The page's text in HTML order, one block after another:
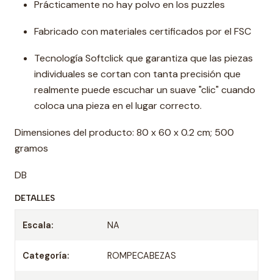
Prácticamente no hay polvo en los puzzles
Fabricado con materiales certificados por el FSC
Tecnología Softclick que garantiza que las piezas
individuales se cortan con tanta precisión que
realmente puede escuchar un suave "clic" cuando
coloca una pieza en el lugar correcto.
Dimensiones del producto: 80 x 60 x 0.2 cm; 500
gramos
DB
DETALLES
Escala: NA
Categoría: ROMPECABEZAS